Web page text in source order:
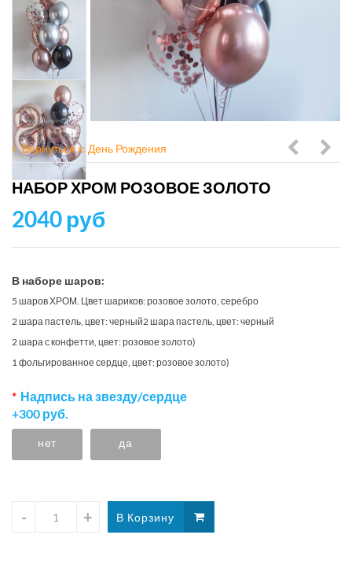
Вернуться к: День Рождения
дарк,
НАБОР ХРОМ РОЗОВОЕ ЗОЛОТО
2040 руб
В наборе шаров:
5 шаров ХРОМ. Цвет шариков: розовое золото, серебро
2 шара пастель, цвет: черный2 шара пастель, цвет: черный
2 шара с конфетти, цвет: розовое золото)
1 фольгированное сердце, цвет: розовое золото)
Надпись на звезду/сердце
+300 руб.
нет да